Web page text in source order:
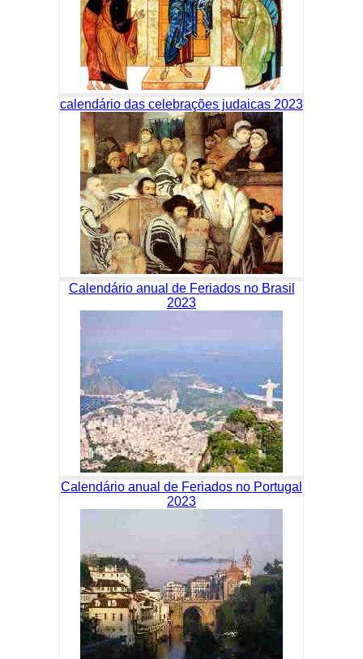
calendário das celebrações judaicas 2023
Calendário anual de Feriados no Brasil
2023
Calendário anual de Feriados no Portugal
2023